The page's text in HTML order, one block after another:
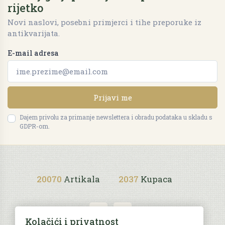
rijetko
Novi naslovi, posebni primjerci i tihe preporuke iz
antikvarijata.
E-mail adresa
Prijavi me
Dajem privolu za primanje newslettera i obradu podataka u skladu s
GDPR-om.
20070 Artikala 2037 Kupaca
Kolačići i privatnost